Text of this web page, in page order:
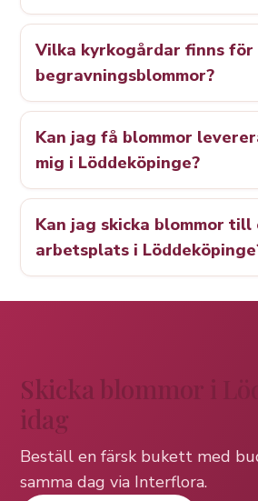
Vilka kyrkogårdar finns för
begravningsblommor?
Kan jag få blommor
mig i Löddeköpinge?
Kan jag skicka blommor till
arbetsplats i
Skicka blommor i
idag
Beställ en färsk bukett med
samma dag via Interflora.